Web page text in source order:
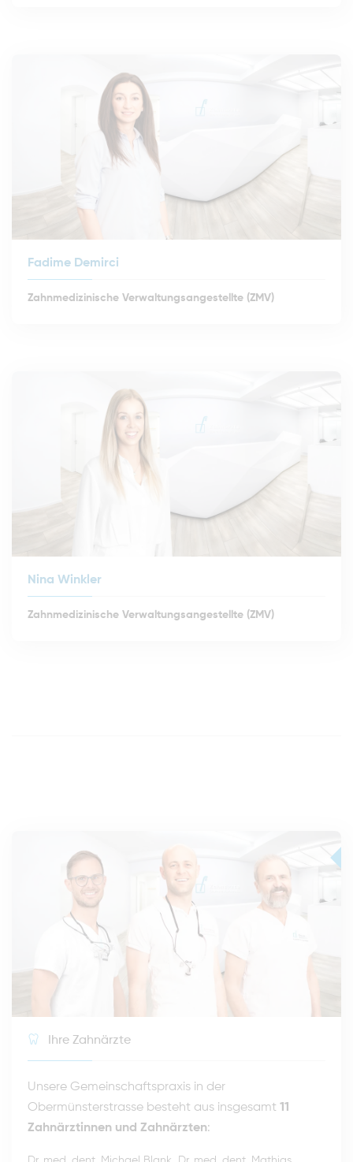
Fadime Demirci
Zahnmedizinische Verwaltungsangestellte (ZMV)
Nina Winkler
Zahnmedizinische Verwaltungsangestellte (ZMV)
Ihre Zahnärzte
Unsere Gemeinschaftspraxis in der
Obermünsterstrasse besteht aus insgesamt 11
Zahnärztinnen und Zahnärzten: